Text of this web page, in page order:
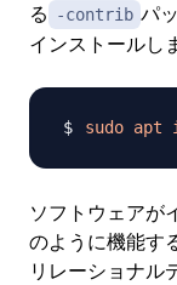
る
-contrib パ
インスト
sudo apt
ソフトウェアが
のように機能す
リレーショナル